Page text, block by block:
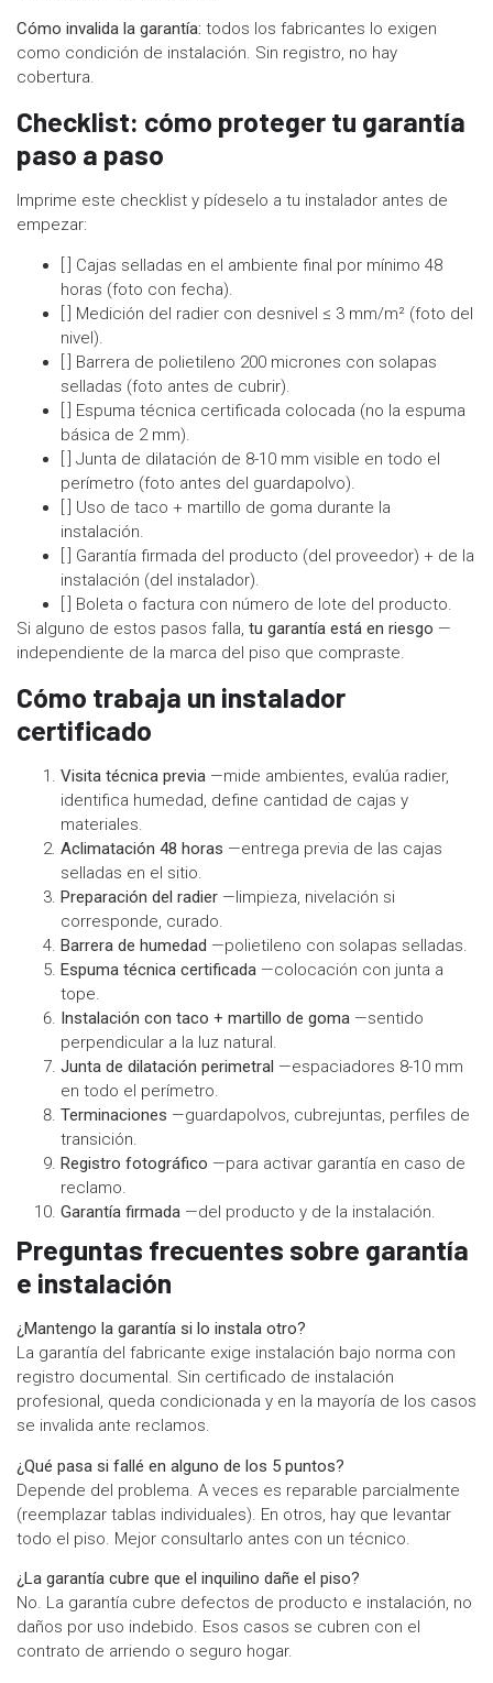
Cómo invalida la garantía: todos los fabricantes lo exigen
como condición de instalación. Sin registro, no hay
cobertura.
Checklist: cómo proteger tu garantía
paso a paso
Imprime este checklist y pídeselo a tu instalador antes de
empezar:
[ ] Cajas selladas en el ambiente final por mínimo 48
horas (foto con fecha).
[ ] Medición del radier con desnivel ≤ 3 mm/m² (foto del
nivel).
[ ] Barrera de polietileno 200 micrones con solapas
selladas (foto antes de cubrir).
[ ] Espuma técnica certificada colocada (no la espuma
básica de 2 mm).
[ ] Junta de dilatación de 8-10 mm visible en todo el
perímetro (foto antes del guardapolvo).
[ ] Uso de taco + martillo de goma durante la
instalación.
[ ] Garantía firmada del producto (del proveedor) + de la
instalación (del instalador).
[ ] Boleta o factura con número de lote del producto.
Si alguno de estos pasos falla, tu garantía está en riesgo —
independiente de la marca del piso que compraste.
Cómo trabaja un instalador
certificado
Visita técnica previa —mide ambientes, evalúa radier,
identifica humedad, define cantidad de cajas y
materiales.
Aclimatación 48 horas —entrega previa de las cajas
selladas en el sitio.
Preparación del radier —limpieza, nivelación si
corresponde, curado.
Barrera de humedad —polietileno con solapas selladas.
Espuma técnica certificada —colocación con junta a
tope.
Instalación con taco + martillo de goma —sentido
perpendicular a la luz natural.
Junta de dilatación perimetral —espaciadores 8-10 mm
en todo el perímetro.
Terminaciones —guardapolvos, cubrejuntas, perfiles de
transición.
Registro fotográfico —para activar garantía en caso de
reclamo.
Garantía firmada —del producto y de la instalación.
Preguntas frecuentes sobre garantía
e instalación
¿Mantengo la garantía si lo instala otro?
La garantía del fabricante exige instalación bajo norma con
registro documental. Sin certificado de instalación
profesional, queda condicionada y en la mayoría de los casos
se invalida ante reclamos.
¿Qué pasa si fallé en alguno de los 5 puntos?
Depende del problema. A veces es reparable parcialmente
(reemplazar tablas individuales). En otros, hay que levantar
todo el piso. Mejor consultarlo antes con un técnico.
¿La garantía cubre que el inquilino dañe el piso?
No. La garantía cubre defectos de producto e instalación, no
daños por uso indebido. Esos casos se cubren con el
contrato de arriendo o seguro hogar.